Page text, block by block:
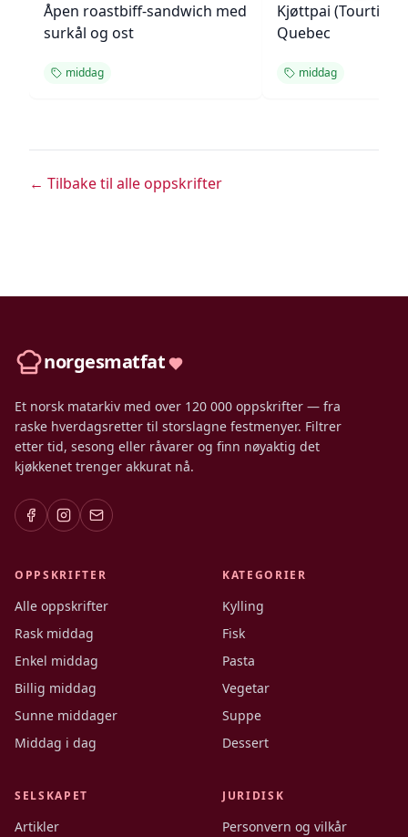
Åpen roastbiff-sandwich med
surkål og ost
middag
Kjøttpai
Quebec
middag
← Tilbake til alle oppskrifter
norgesmatfat
Et norsk matarkiv med over 120 000 oppskrifter — fra
raske hverdagsretter til storslagne festmenyer. Filtrer
etter tid, sesong eller råvarer og finn nøyaktig det
kjøkkenet trenger akkurat nå.
OPPSKRIFTER
Alle oppskrifter
Rask middag
Enkel middag
Billig middag
Sunne middager
Middag i dag
KATEGORIER
Kylling
Fisk
Pasta
Vegetar
Suppe
Dessert
SELSKAPET
Artikler
JURIDISK
Personvern og vilkår